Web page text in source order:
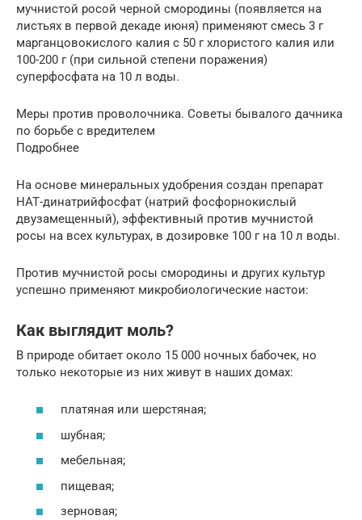
мучнистой росой черной смородины (появляется на
листьях в первой декаде июня) применяют смесь 3 г
марганцовокислого калия с 50 г хлористого калия или
100-200 г (при сильной степени поражения)
суперфосфата на 10 л воды.
Меры против проволочника. Советы бывалого дачника
по борьбе с вредителем
Подробнее
На основе минеральных удобрения создан препарат
НАТ-динатрийфосфат (натрий фосфорнокислый
двузамещенный), эффективный против мучнистой
росы на всех культурах, в дозировке 100 г на 10 л воды.
Против мучнистой росы смородины и других культур
успешно применяют микробиологические настои:
Как выглядит моль?
В природе обитает около 15 000 ночных бабочек, но
только некоторые из них живут в наших домах:
платяная или шерстяная;
шубная;
мебельная;
пищевая;
зерновая;